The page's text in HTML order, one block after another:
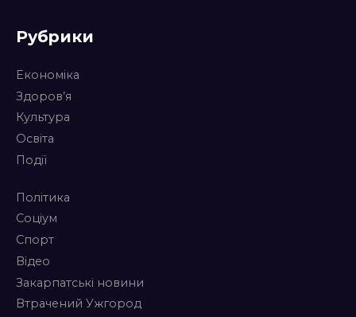
Рубрики
Економіка
Здоров’я
Культура
Освіта
Події
Політика
Соціум
Спорт
Відео
Закарпатські новини
Втрачений Ужгород